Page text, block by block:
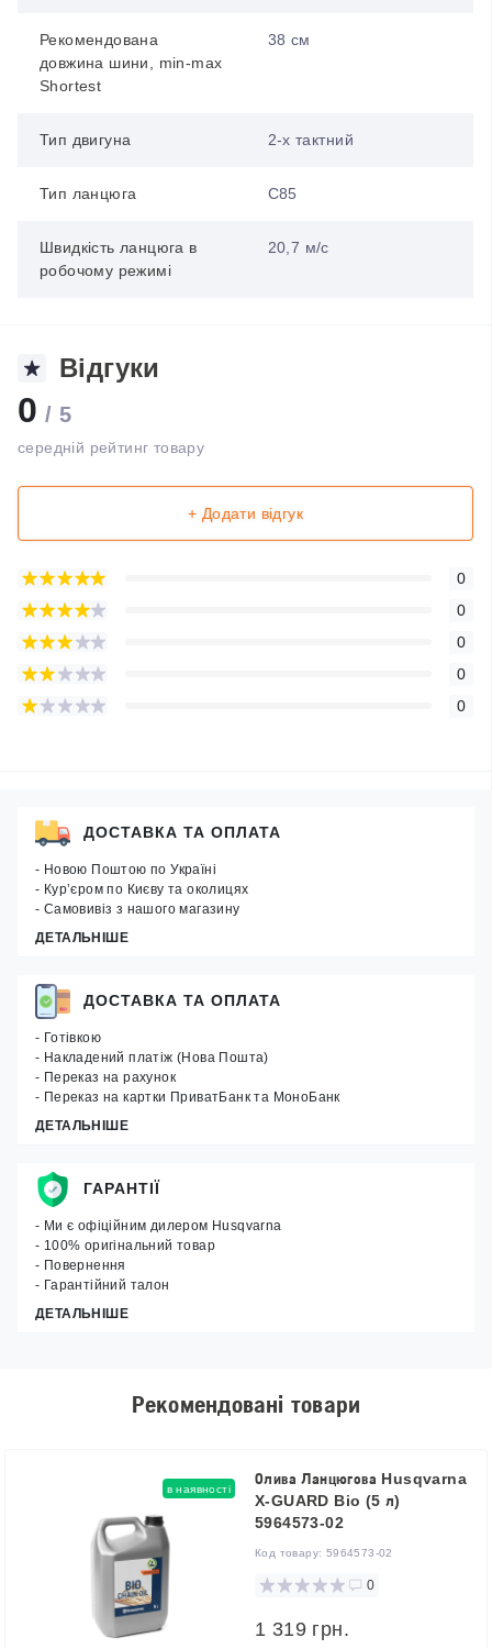
Рекомендована
довжина шини, min-max
Shortest
38 см
Тип двигуна 2-х тактний
Тип ланцюга C85
Швидкість ланцюга в
робочому режимі
20,7 м/с
Відгуки
0 / 5
середній рейтинг товару
+ Додати відгук
0
0
0
0
0
ДОСТАВКА ТА ОПЛАТА
- Новою Поштою по Україні
- Кур’єром по Києву та околицях
- Самовивіз з нашого магазину
ДЕТАЛЬНІШЕ
ДОСТАВКА ТА ОПЛАТА
- Готівкою
- Накладений платіж (Нова Пошта)
- Переказ на рахунок
- Переказ на картки ПриватБанк та МоноБанк
ДЕТАЛЬНІШЕ
ГАРАНТІЇ
- Ми є офіційним дилером Husqvarna
- 100% оригінальний товар
- Повернення
- Гарантійний талон
ДЕТАЛЬНІШЕ
Рекомендовані товари
в наявності
Олива Ланцюгова Husqvarna
X-GUARD Bio (5 л)
5964573-02
Код товару: 5964573-02
0
1 319 грн.